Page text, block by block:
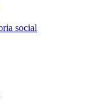
social